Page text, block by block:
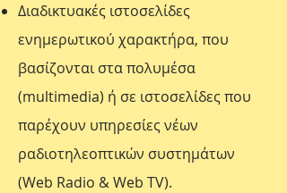
Διαδικτυακές ιστοσελίδες
ενημερωτικού χαρακτήρα, που
βασίζονται στα πολυμέσα
(multimedia) ή σε ιστοσελίδες που
παρέχουν υπηρεσίες νέων
ραδιοτηλεοπτικών συστημάτων
(Web Radio & Web TV).